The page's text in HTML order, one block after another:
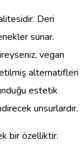
Deri
sunar.
vegan
alternatifleri
estetik
unsurlardır.
bir özelliktir.